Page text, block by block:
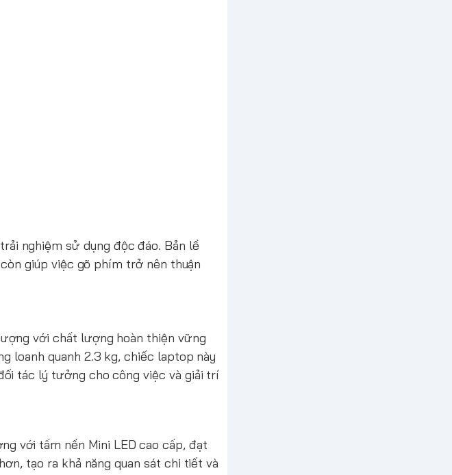
nghiệm sử dụng độc đáo. Bản lề
giúp việc gõ phím trở nên thuận
với chất lượng hoàn thiện vững
loanh quanh 2.3 kg, chiếc laptop này
tác lý tưởng cho công việc và giải trí
với tấm nền Mini LED cao cấp, đạt
tạo ra khả năng quan sát chi tiết và